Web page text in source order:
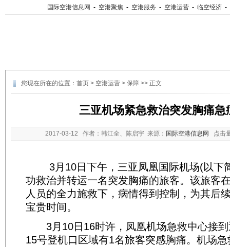
国际空港信息网 - 空港聚焦 - 空港服务 - 空港运营 - 临空经济 -
您现在所在的位置： 首页 > 空港运营 > 保障 >> 正文
三亚机场紧急救治突发胸痛急
2017-03-12 作者：韩江全、陈启宇 来源： 国际空港信息网 点击
3月10日下午，三亚凤凰国际机场(以下简
功救治并转运一名突发胸痛的旅客。该旅客
人员的全力施救下，病情得到控制，为其后
宝贵时间。
3月10日16时许，凤凰机场急救中心接到
15号登机口区域有1名旅客突感胸痛。机场